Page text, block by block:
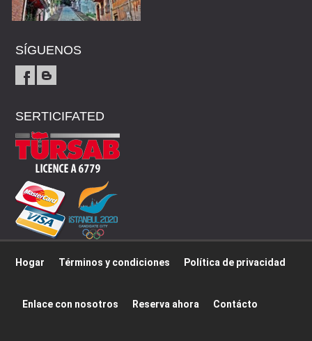
SÍGUENOS
SERTICIFATED
Hogar Términos y condiciones Política de privacidad
Enlace con nosotros Reserva ahora Contácto